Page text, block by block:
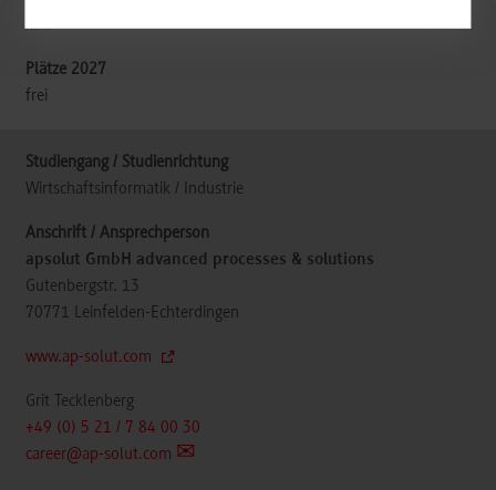
k.A.
frei
Wirtschaftsinformatik / Industrie
apsolut GmbH advanced processes & solutions
Gutenbergstr. 13
70771 Leinfelden-Echterdingen
www.ap-solut.com
Grit Tecklenberg
+49 (0) 5 21 / 7 84 00 30
career@ap-solut.com